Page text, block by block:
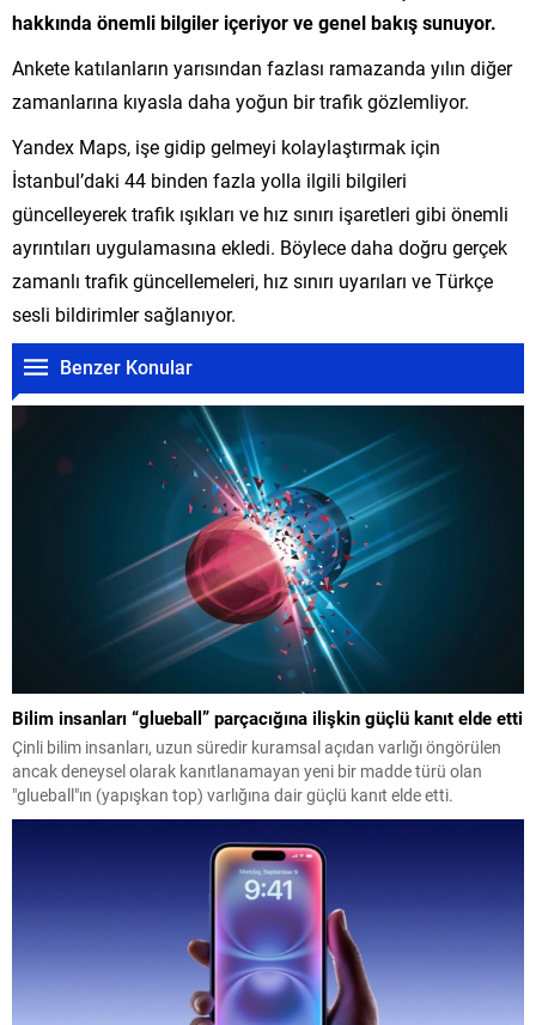
hakkında önemli bilgiler içeriyor ve genel bakış sunuyor.
Ankete katılanların yarısından fazlası ramazanda yılın diğer
zamanlarına kıyasla daha yoğun bir trafik gözlemliyor.
Yandex Maps, işe gidip gelmeyi kolaylaştırmak için
İstanbul’daki 44 binden fazla yolla ilgili bilgileri
güncelleyerek trafik ışıkları ve hız sınırı işaretleri gibi önemli
ayrıntıları uygulamasına ekledi. Böylece daha doğru gerçek
zamanlı trafik güncellemeleri, hız sınırı uyarıları ve Türkçe
sesli bildirimler sağlanıyor.
Benzer Konular
Bilim insanları “glueball” parçacığına ilişkin güçlü kanıt elde etti
Çinli bilim insanları, uzun süredir kuramsal açıdan varlığı öngörülen
ancak deneysel olarak kanıtlanamayan yeni bir madde türü olan
"glueball"ın (yapışkan top) varlığına dair güçlü kanıt elde etti.